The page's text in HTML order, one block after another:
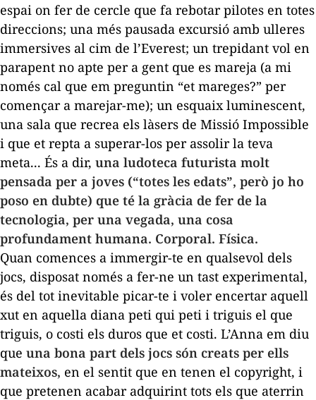
espai on fer de cercle que fa rebotar pilotes en totes
direccions; una més pausada excursió amb ulleres
immersives al cim de l’Everest; un trepidant vol en
parapent no apte per a gent que es mareja (a mi
només cal que em preguntin “et mareges?” per
començar a marejar-me); un esquaix luminescent,
una sala que recrea els làsers de Missió Impossible
i que et repta a superar-los per assolir la teva
meta... És a dir, una ludoteca futurista molt
pensada per a joves (“totes les edats”, però jo ho
poso en dubte) que té la gràcia de fer de la
tecnologia, per una vegada, una cosa
profundament humana. Corporal. Física.
Quan comences a immergir-te en qualsevol dels
jocs, disposat només a fer-ne un tast experimental,
és del tot inevitable picar-te i voler encertar aquell
xut en aquella diana peti qui peti i triguis el que
triguis, o costi els duros que et costi. L’Anna em diu
que una bona part dels jocs són creats per ells
mateixos, en el sentit que en tenen el copyright, i
que pretenen acabar adquirint tots els que aterrin